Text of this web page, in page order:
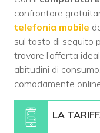
confrontare
telefonia mobile
sul tasto di seguito
trovare l’offerta
abitudini di
comodamente
LA